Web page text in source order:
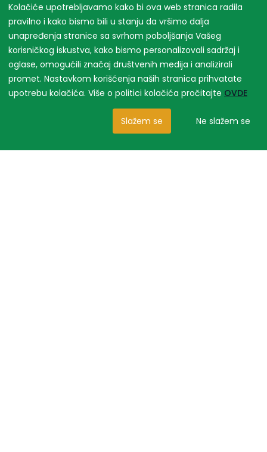
Kolačiće upotrebljavamo kako bi ova web stranica radila
pravilno i kako bismo bili u stanju da vršimo dalja
unapređenja stranice sa svrhom poboljšanja Vašeg
korisničkog iskustva, kako bismo personalizovali sadržaj i
oglase, omogućili značaj društvenih medija i analizirali
promet. Nastavkom korišćenja naših stranica prihvatate
upotrebu kolačića. Više o politici kolačića pročitajte OVDE
Slažem se Ne slažem se